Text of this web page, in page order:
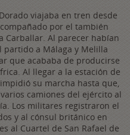
viajaba en tren desde
por el también
Carballar. Al parecer habían
partido a Málaga y Melilla
que acababa de producirse
Al llegar a la estación de
su marcha hasta que,
camiones del ejército al
Los militares registraron el
y al cónsul británico en
al Cuartel de San Rafael de